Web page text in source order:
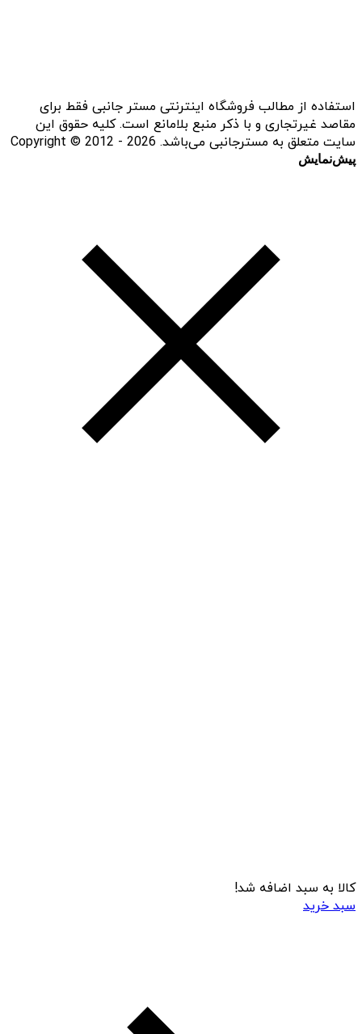
استفاده از مطالب فروشگاه اینترنتی مستر جانبی فقط برای
مقاصد غیرتجاری و با ذکر منبع بلامانع است. کلیه حقوق این
سایت متعلق به مسترجانبی می‌باشد. Copyright © 2012 - 2026
پیش‌نمایش
کالا به سبد اضافه شد!
سبد خرید